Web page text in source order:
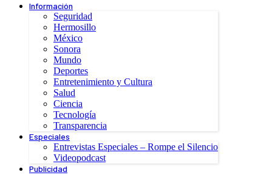
Información
Seguridad
Hermosillo
México
Sonora
Mundo
Deportes
Entretenimiento y Cultura
Salud
Ciencia
Tecnología
Transparencia
Especiales
Entrevistas Especiales – Rompe el Silencio
Videopodcast
Publicidad